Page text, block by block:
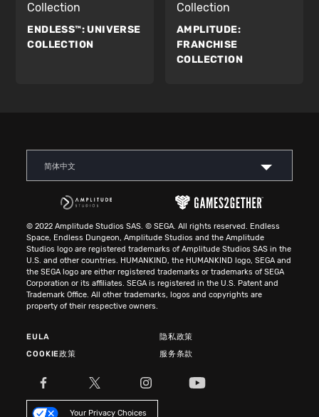
Collection
ENDLESS™: UNIVERSE
COLLECTION
Collection
AMPLITUDE:
FRANCHISE
COLLECTION
简体中文
© 2022 Amplitude Studios SAS. © SEGA. All rights reserved. Endless
Space, Endless Dungeon, Amplitude Studios and the Amplitude
Studios logo are registered trademarks of Amplitude Studios SAS in the
U.S. and other countries. HUMANKIND, the HUMANKIND logo, SEGA and
the SEGA logo are either registered trademarks or trademarks of SEGA
Corporation or its affiliates. SEGA is registered in the U.S. Patent and
Trademark Office. All other trademarks, logos and copyrights are
property of their respective owners.
EULA
隐私政策
COOKIE政策
服务条款
Your Privacy Choices